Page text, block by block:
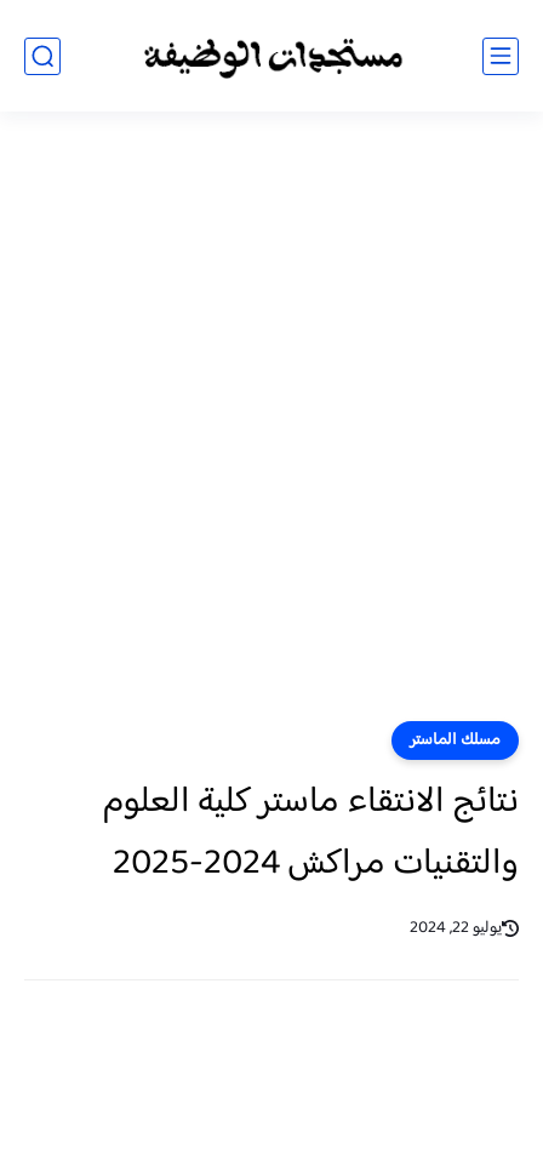
مسلك الماستر
نتائج الانتقاء ماستر كلية العلوم
والتقنيات مراكش 2024-2025
يوليو 22, 2024